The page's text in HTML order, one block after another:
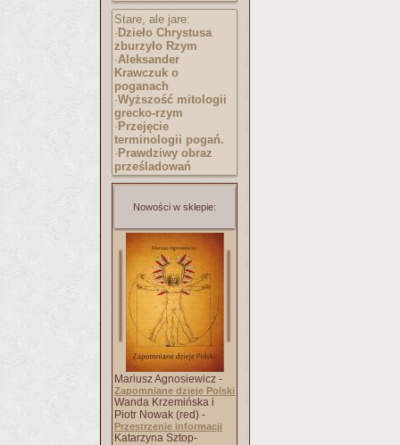
Stare, ale jare:
· Dzieło Chrystusa
zburzyło Rzym
·Aleksander
Krawczuk o
poganach
·Wyższość mitologii
grecko-rzym
· Przejęcie
terminologii pogań.
· Prawdziwy obraz
prześladowań
Nowości w sklepie:
Mariusz Agnosiewicz -
Zapomniane dzieje Polski
Wanda Krzemińska i
Piotr Nowak (red) -
Przestrzenie informacji
Katarzyna Sztop-